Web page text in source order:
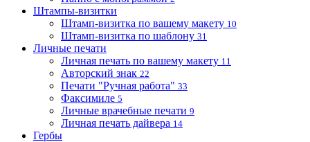
Штампы-визитки
Штамп-визитка по вашему макету 10
Штамп-визитка по шаблону 31
Личные печати
Личная печать по вашему макету 11
Авторский знак 22
Печати "Ручная работа" 33
Факсимиле 5
Личные врачебные печати 9
Личная печать дайвера 14
Гербы